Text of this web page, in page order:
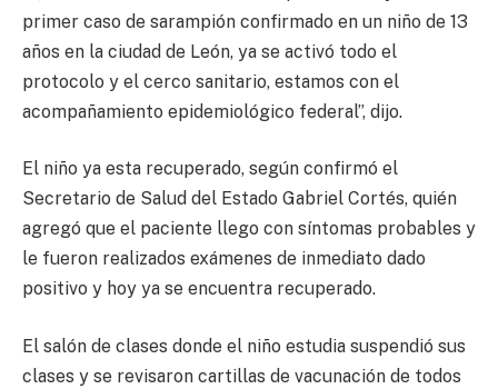
primer caso de sarampión confirmado en un niño de 13
años en la ciudad de León, ya se activó todo el
protocolo y el cerco sanitario, estamos con el
acompañamiento epidemiológico federal”, dijo.
El niño ya esta recuperado, según confirmó el
Secretario de Salud del Estado Gabriel Cortés, quién
agregó que el paciente llego con síntomas probables y
le fueron realizados exámenes de inmediato dado
positivo y hoy ya se encuentra recuperado.
El salón de clases donde el niño estudia suspendió sus
clases y se revisaron cartillas de vacunación de todos